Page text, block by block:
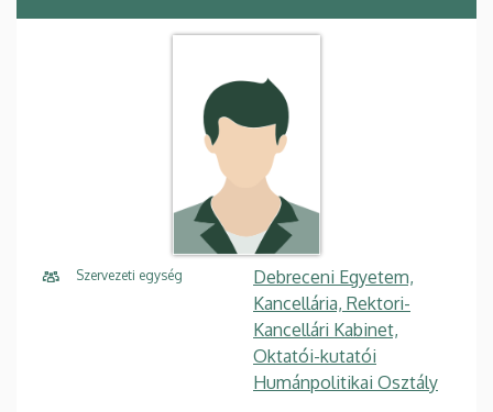
Szervezeti egység
Debreceni Egyetem,
Kancellária, Rektori-
Kancellári Kabinet,
Oktatói-kutatói
Humánpolitikai Osztály